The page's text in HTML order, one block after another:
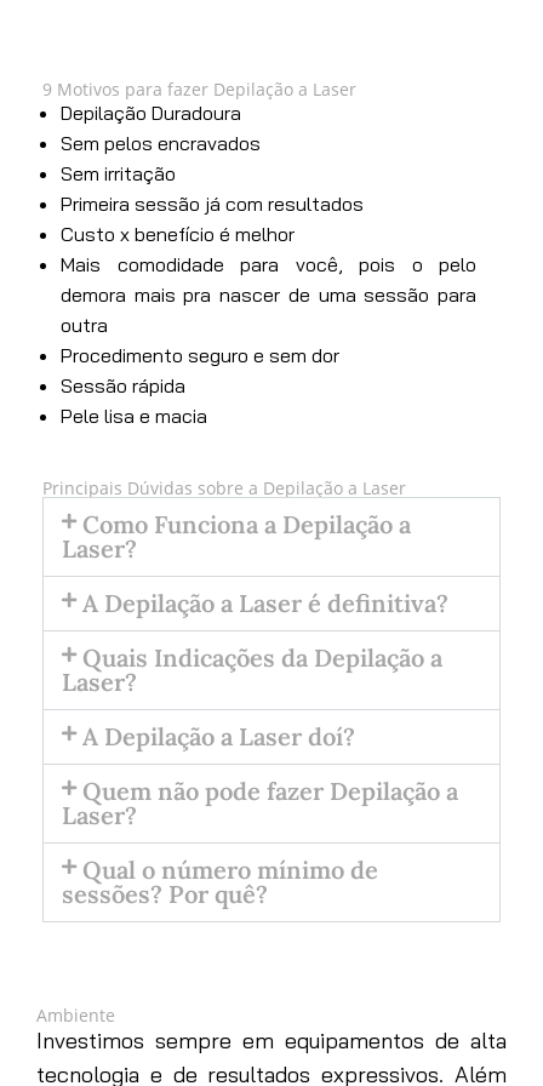
9 Motivos para fazer Depilação a Laser
Depilação Duradoura
Sem pelos encravados
Sem irritação
Primeira sessão já com resultados
Custo x benefício é melhor
Mais comodidade para você, pois o pelo
demora mais pra nascer de uma sessão para
outra
Procedimento seguro e sem dor
Sessão rápida
Pele lisa e macia
Principais Dúvidas sobre a Depilação a Laser
Como Funciona a Depilação a
Laser?
A Depilação a Laser é definitiva?
Quais Indicações da Depilação a
Laser?
A Depilação a Laser doí?
Quem não pode fazer Depilação a
Laser?
Qual o número mínimo de
sessões? Por quê?
Ambiente
Investimos sempre em equipamentos de alta
tecnologia e de resultados expressivos. Além